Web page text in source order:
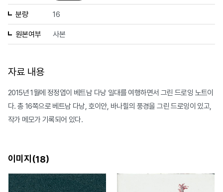
분량 16
원본여부 사본
자료 내용
2015년 1월에 정정엽이 베트남 다낭 일대를 여행하면서 그린 드로잉 노트이
다. 총 16쪽으로 베트남 다낭, 호이안, 바나힐의 풍경을 그린 드로잉이 있고,
작가 메모가 기록되어 있다.
이미지(18)